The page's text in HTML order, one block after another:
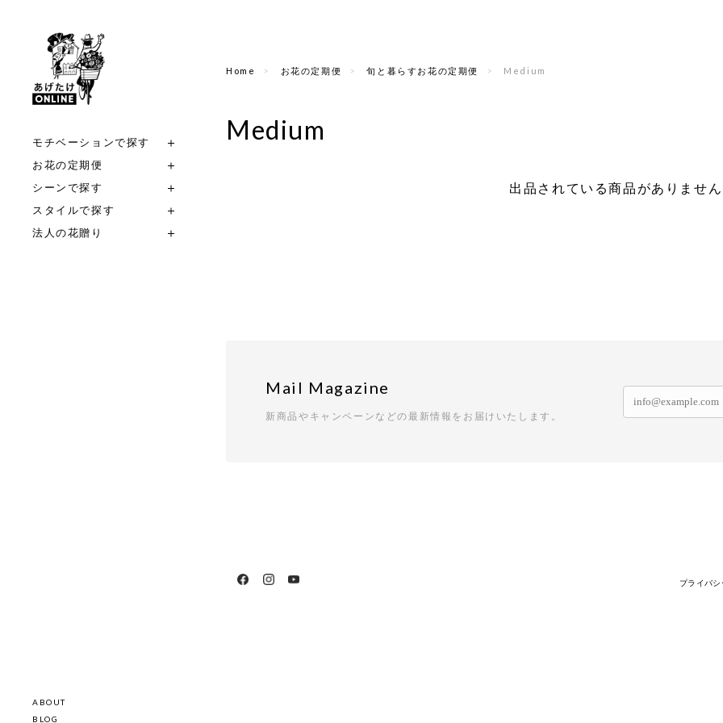
モチベーションで探す
お花の定期便
シーンで探す
スタイルで探す
法人の花贈り
ABOUT
BLOG
Home お花の定期便 旬と暮らすお花の定期便 Medium
Medium
出品されている商品がありませ
Mail Magazine
新商品やキャンペーンなどの最新情報をお届けいたします。
プライバ